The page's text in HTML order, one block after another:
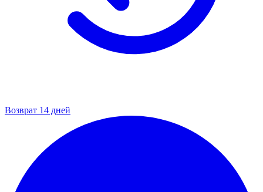
Возврат 14 дней